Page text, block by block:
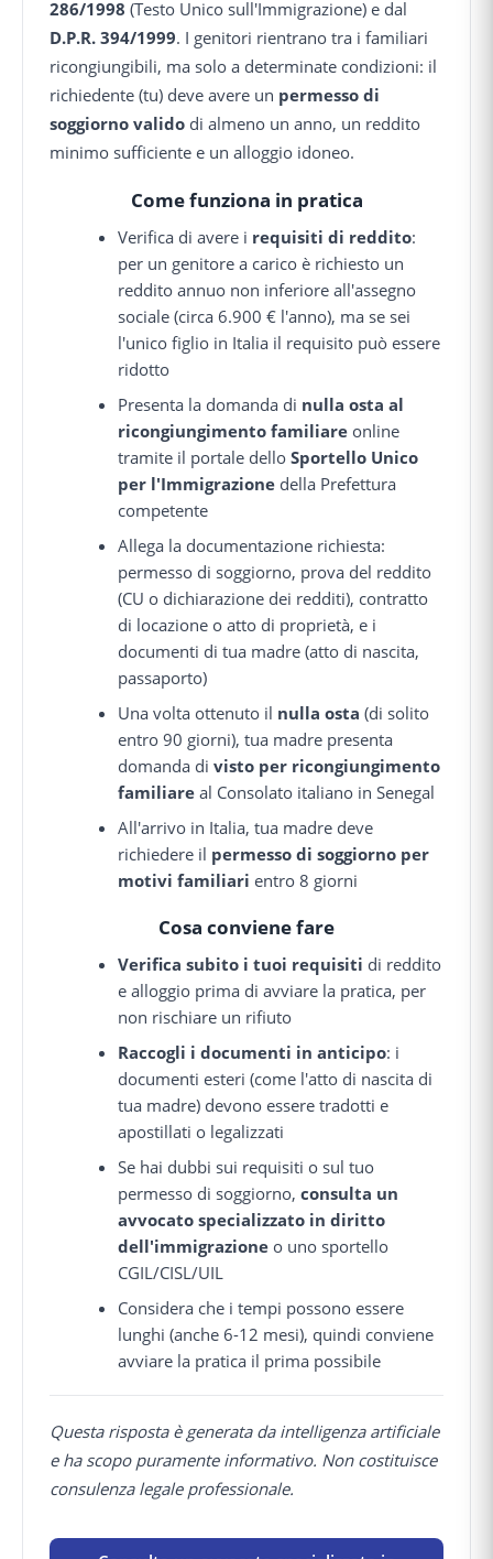
286/1998 (Testo Unico sull'Immigrazione) e dal
D.P.R. 394/1999. I genitori rientrano tra i familiari
ricongiungibili, ma solo a determinate condizioni: il
richiedente (tu) deve avere un permesso di
soggiorno valido di almeno un anno, un reddito
minimo sufficiente e un alloggio idoneo.
Come funziona in pratica
Verifica di avere i requisiti di reddito:
per un genitore a carico è richiesto un
reddito annuo non inferiore all'assegno
sociale (circa 6.900 € l'anno), ma se sei
l'unico figlio in Italia il requisito può essere
ridotto
Presenta la domanda di nulla osta al
ricongiungimento familiare online
tramite il portale delloSportello Unico
per l'Immigrazione della Prefettura
competente
Allega la documentazione richiesta:
permesso di soggiorno, prova del reddito
(CU o dichiarazione dei redditi), contratto
di locazione o atto di proprietà, e i
documenti di tua madre (atto di nascita,
passaporto)
Una volta ottenuto il nulla osta (di solito
entro 90 giorni), tua madre presenta
domanda divisto per ricongiungimento
familiare al Consolato italiano in Senegal
All'arrivo in Italia, tua madre deve
richiedere il permesso di soggiorno per
motivi familiari entro 8 giorni
Cosa conviene fare
Verifica subito i tuoi requisiti di reddito
e alloggio prima di avviare la pratica, per
non rischiare un rifiuto
Raccogli i documenti in anticipo: i
documenti esteri (come l'atto di nascita di
tua madre) devono essere tradotti e
apostillati o legalizzati
Se hai dubbi sui requisiti o sul tuo
permesso di soggiorno,consulta un
avvocato specializzato in diritto
dell'immigrazione o uno sportello
CGIL/CISL/UIL
Considera che i tempi possono essere
lunghi (anche 6-12 mesi), quindi conviene
avviare la pratica il prima possibile
Questa risposta è generata da intelligenza artificiale
e ha scopo puramente informativo. Non costituisce
consulenza legale professionale.